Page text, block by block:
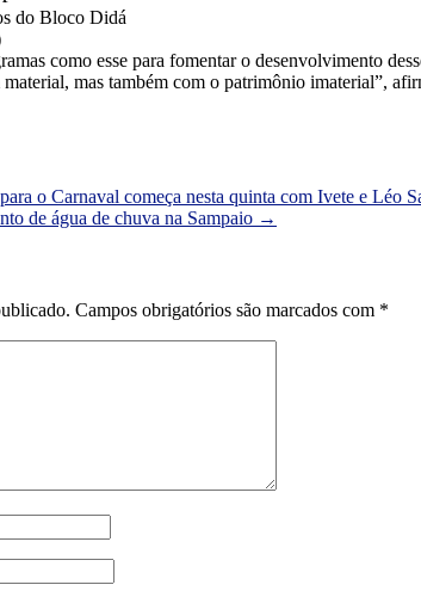
do Bloco Didá
como esse para fomentar o desenvolvimento
material, mas também com o patrimônio imaterial”,
o Carnaval começa nesta quinta com Ivete e Léo
de água de chuva na Sampaio →
Campos obrigatórios são marcados com *